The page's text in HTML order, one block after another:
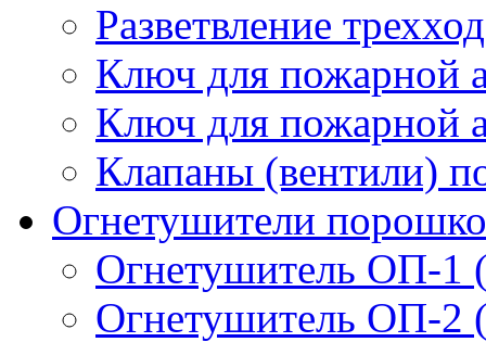
Разветвление
Ключ для пожарной
Ключ для пожарной
Клапаны (вентили)
Огнетушители
Огнетушитель ОП-1
Огнетушитель ОП-2